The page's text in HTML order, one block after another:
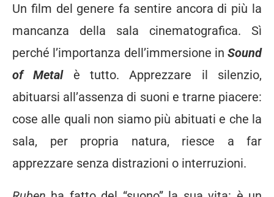
Un film del genere fa sentire ancora di più la
mancanza della sala cinematografica. Sì
perché l’importanza dell’immersione in Sound
of Metalè tutto. Apprezzare il silenzio,
abituarsi all’assenza di suoni e trarne piacere:
cose alle quali non siamo più abituati e che la
sala, per propria natura, riesce a far
apprezzare senza distrazioni o interruzioni.